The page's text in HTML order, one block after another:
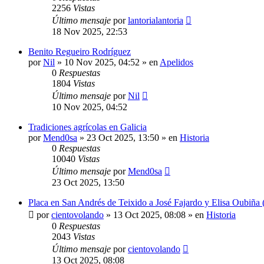
2256 Vistas
Último mensaje porlantorialantoria
18 Nov 2025, 22:53
Benito Regueiro Rodríguez
porNil » 10 Nov 2025, 04:52 » en Apelidos
0 Respuestas
1804 Vistas
Último mensaje porNil
10 Nov 2025, 04:52
Tradiciones agrícolas en Galicia
porMend0sa » 23 Oct 2025, 13:50 » en Historia
0 Respuestas
10040 Vistas
Último mensaje porMend0sa
23 Oct 2025, 13:50
Placa en San Andrés de Teixido a José Fajardo y Elisa Oubiña
porcientovolando » 13 Oct 2025, 08:08 » en Historia
0 Respuestas
2043 Vistas
Último mensaje porcientovolando
13 Oct 2025, 08:08